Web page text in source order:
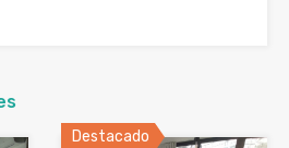
Destacado